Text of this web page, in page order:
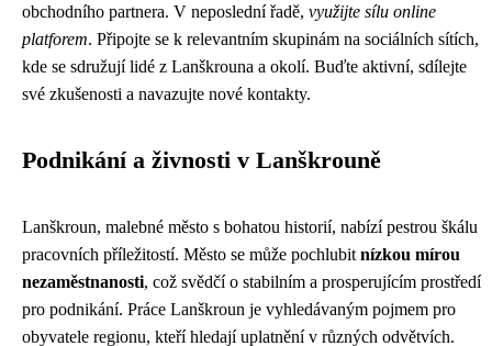
obchodního partnera. V neposlední řadě, využijte sílu online
platforem. Připojte se k relevantním skupinám na sociálních sítích,
kde se sdružují lidé z Lanškrouna a okolí. Buďte aktivní, sdílejte
své zkušenosti a navazujte nové kontakty.
Podnikání a živnosti v Lanškrouně
Lanškroun, malebné město s bohatou historií, nabízí pestrou škálu
pracovních příležitostí. Město se může pochlubit nízkou mírou
nezaměstnanosti, což svědčí o stabilním a prosperujícím prostředí
pro podnikání. Práce Lanškroun je vyhledávaným pojmem pro
obyvatele regionu, kteří hledají uplatnění v různých odvětvích.